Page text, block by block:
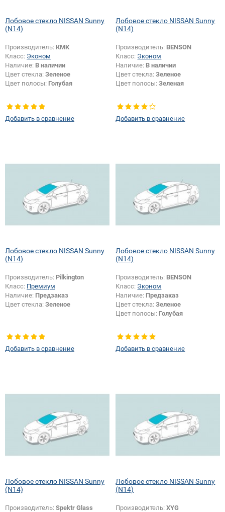
Лобовое стекло NISSAN Sunny
(N14)
Производитель: КМК
Класс: Эконом
Наличие: В наличии
Цвет стекла: Зеленое
Цвет полосы: Голубая
Добавить в сравнение
Лобовое стекло NISSAN Sunny
(N14)
Производитель: BENSON
Класс: Эконом
Наличие: В наличии
Цвет стекла:Зеленое
Цвет полосы:Зеленая
Добавить в сравнение
Лобовое стекло NISSAN Sunny
(N14)
Производитель: Pilkington
Класс: Премиум
Наличие: Предзаказ
Цвет стекла: Зеленое
Добавить в сравнение
Лобовое стекло NISSAN Sunny
(N14)
Производитель: BENSON
Класс: Эконом
Наличие: Предзаказ
Цвет стекла:Зеленое
Цвет полосы: Голубая
Добавить в сравнение
Лобовое стекло NISSAN Sunny
(N14)
Производитель: Spektr Glass
Лобовое стекло NISSAN Sunny
(N14)
Производитель:XYG